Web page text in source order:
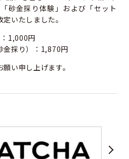
砂金採り体験」および「セット
いたしました。
1,000円
金採り）：1,870円
い申し上げます。